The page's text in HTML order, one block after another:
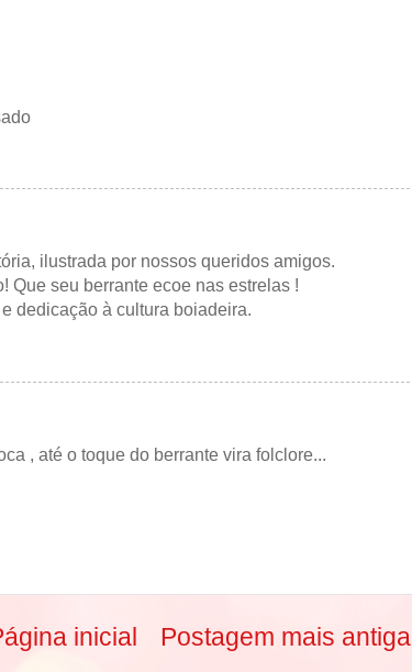
ilustrada por nossos queridos amigos.
Que seu berrante ecoe nas estrelas !
dedicação à cultura boiadeira.
, até o toque do berrante vira folclore...
Postagem mais antiga
inicial